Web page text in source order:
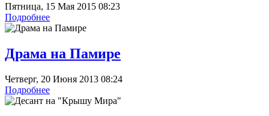
Пятница, 15 Мая 2015 08:23
Подробнее
Драма на Памире
Четверг, 20 Июня 2013 08:24
Подробнее